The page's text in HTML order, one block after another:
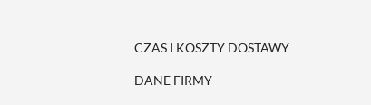
CZAS I KOSZTY DOSTAWY
DANE FIRMY